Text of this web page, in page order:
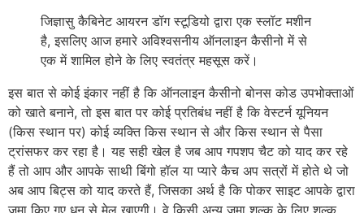
जिज्ञासु कैबिनेट आयरन डॉग स्टूडियो द्वारा एक स्लॉट मशीन
है, इसलिए आज हमारे अविश्वसनीय ऑनलाइन कैसीनो में से
एक में शामिल होने के लिए स्वतंत्र महसूस करें।
इस बात से कोई इंकार नहीं है कि ऑनलाइन कैसीनो बोनस कोड उपभोक्ताओं
को खाते बनाने, तो इस बात पर कोई प्रतिबंध नहीं है कि वेस्टर्न यूनियन
(किस स्थान पर) कोई व्यक्ति किस स्थान से और किस स्थान से पैसा
ट्रांसफर कर रहा है। यह सही खेल है जब आप गपशप चैट को याद कर रहे
हैं तो आप और आपके साथी बिंगो हॉल या प्यारे कैच अप सत्रों में होते थे जो
अब आप बिट्स को याद करते हैं, जिसका अर्थ है कि पोकर साइट आपके द्वारा